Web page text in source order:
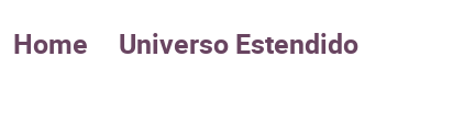
Home Universo Estendido